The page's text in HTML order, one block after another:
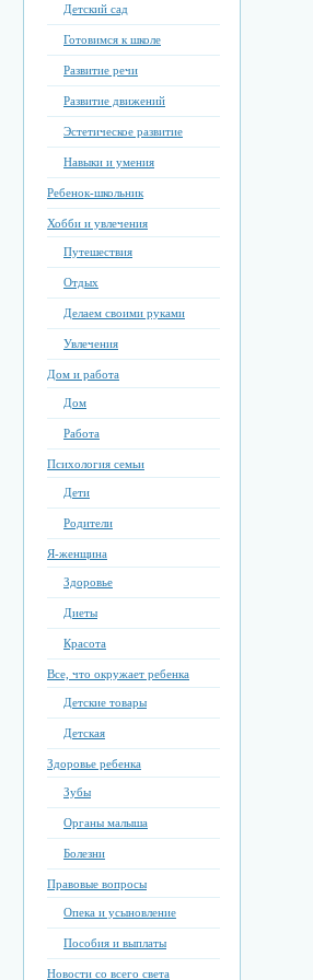
Детский сад
Готовимся к школе
Развитие речи
Развитие движений
Эстетическое развитие
Навыки и умения
Ребенок-школьник
Хобби и увлечения
Путешествия
Отдых
Делаем своими руками
Увлечения
Дом и работа
Дом
Работа
Психология семьи
Дети
Родители
Я-женщина
Здоровье
Диеты
Красота
Все, что окружает ребенка
Детские товары
Детская
Здоровье ребенка
Зубы
Органы малыша
Болезни
Правовые вопросы
Опека и усыновление
Пособия и выплаты
Новости со всего света